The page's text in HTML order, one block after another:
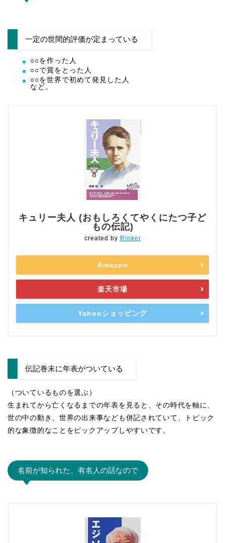
一定の世間的評価が定まっている
○○を作った人
○○で賞をとった人
○○を世界で初めて発見した人
など。
キュリー夫人 (おもしろくてやくにたつ子ど
もの伝記)
created by Rinker
Amazon
楽天市場
Yahooショッピング
伝記巻末に年表がついている
（ついているものを選ぶ）
生まれてから亡くなるまでの年表を見ると、その時代を軸に、
世の中の動き、世界の出来事なども併記されていて、トピック
的な象徴的なことをピックアップしやすいです。
名前が知られた、有名人の話なので